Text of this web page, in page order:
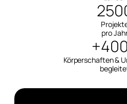
pro
Körperschaften &